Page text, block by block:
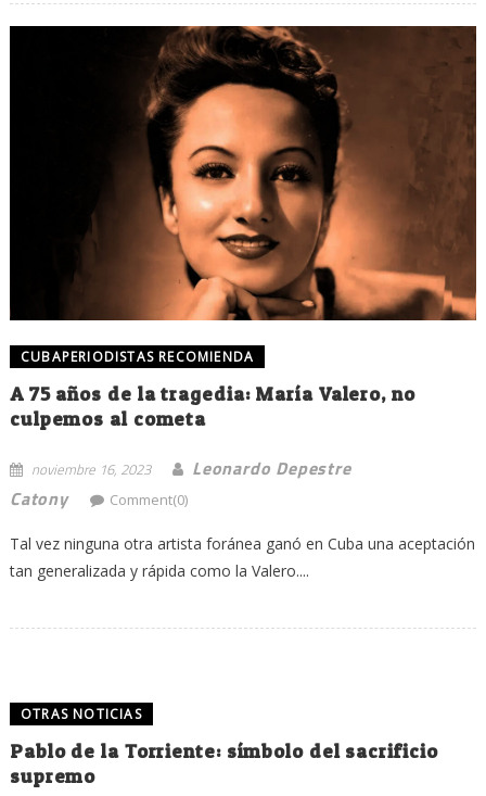
CUBAPERIODISTAS RECOMIENDA
A 75 años de la tragedia: María Valero, no
culpemos al cometa
noviembre 16, 2023
Leonardo Depestre
Catony
Comment(0)
Tal vez ninguna otra artista foránea ganó en Cuba una aceptación
tan generalizada y rápida como la Valero....
OTRAS NOTICIAS
Pablo de la Torriente: símbolo del sacrificio
supremo